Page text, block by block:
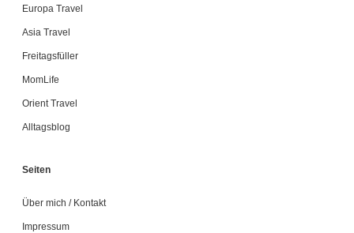
Europa Travel
Asia Travel
Freitagsfüller
MomLife
Orient Travel
Alltagsblog
Seiten
Über mich / Kontakt
Impressum